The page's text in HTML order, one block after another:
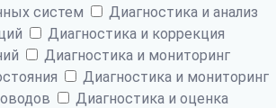
систем
Диагностика и анализ
Диагностика и коррекция
Диагностика и мониторинг
Диагностика и мониторинг
Диагностика и оценка